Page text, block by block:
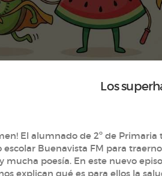
Los
El alumnado de 2º de
escolar Buenavista FM para
nuevo episodio, nuestros pequeños
explican qué es para ellos la